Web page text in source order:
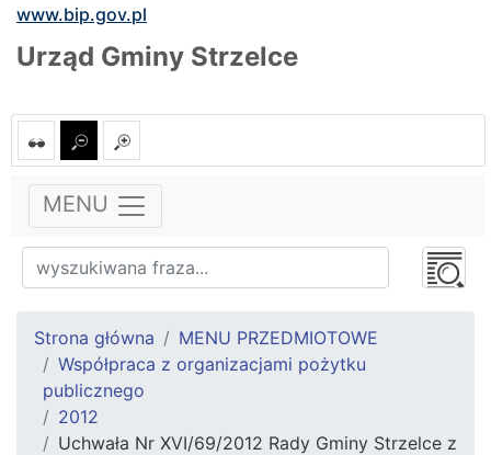
www.bip.gov.pl
Urząd Gminy Strzelce
MENU
Strona główna
MENU PRZEDMIOTOWE
Współpraca z organizacjami pożytku
publicznego
2012
Uchwała Nr XVI/69/2012 Rady Gminy Strzelce z